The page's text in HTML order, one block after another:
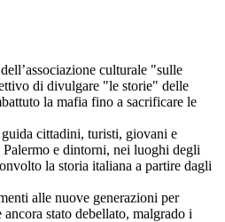
culturale "sulle
di divulgare "le storie" delle
la mafia fino a sacrificare le
cittadini, turisti, giovani e
Palermo e dintorni, nei luoghi degli
la storia italiana a partire dagli
alle nuove generazioni per
stato debellato, malgrado i